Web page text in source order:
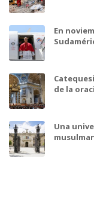
En
de la
Una